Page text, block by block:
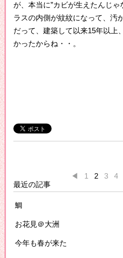
が、本当に”カビが生えたんじ
ラスの内側が紋紋になって、汚
だって、建築して以来15年以上
かったからね・・。
◀ 1 2 3 4
最近の記事
鯛
お花見＠大洲
今年も春が来た